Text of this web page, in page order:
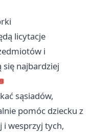
licytacje
i
najbardziej
sąsiadów,
pomóc dziecku z
i wesprzyj tych,